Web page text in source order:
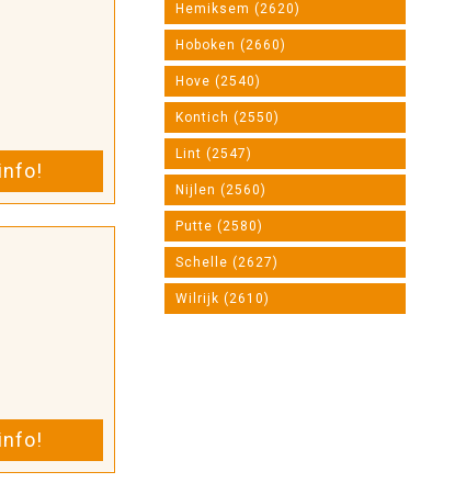
Hemiksem (2620)
Hoboken (2660)
Hove (2540)
Kontich (2550)
Lint (2547)
Nijlen (2560)
Putte (2580)
Schelle (2627)
Wilrijk (2610)